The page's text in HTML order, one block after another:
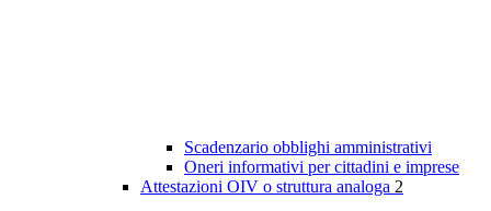
Scadenzario obblighi amministrativi
Oneri informativi per cittadini e imprese
Attestazioni OIV o struttura analoga 2